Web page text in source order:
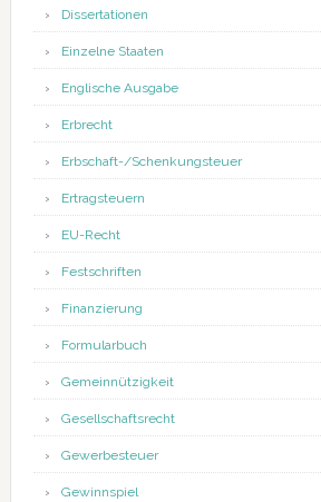
Dissertationen
Einzelne Staaten
Englische Ausgabe
Erbrecht
Erbschaft-/Schenkungsteuer
Ertragsteuern
EU-Recht
Festschriften
Finanzierung
Formularbuch
Gemeinnützigkeit
Gesellschaftsrecht
Gewerbesteuer
Gewinnspiel